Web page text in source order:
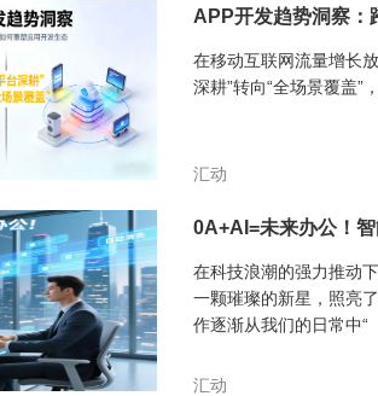
APP开发趋势洞察：
在移动互联网流量增长
深耕”转向“全场景覆盖”
汇动
0A+AI=未来办公！
在科技浪潮的强力推动
一颗璀璨的新星，照亮
作逐渐从我们的日常中“
汇动